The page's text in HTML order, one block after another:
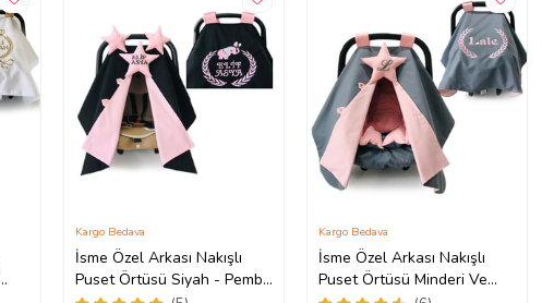
İsme Özel Arkası Nakışlı
Puset Örtüsü Siyah - Pembe
Kargo Bedava
İsme Özel Arkası Nakışlı
Puset Örtüsü Minderi Ve
Kargo Bedava